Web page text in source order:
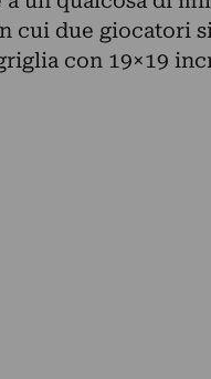
cui due giocatori
con 19×19